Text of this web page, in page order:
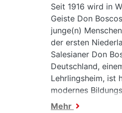
Seit 1916 wird in
Geiste Don
junge(n)
der ersten
Salesianer Don
Deutschland,
Lehrlingsheim, ist
modernes
Caritas-Don Bosco
Mehr